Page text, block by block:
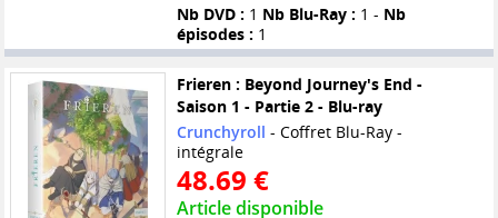
Nb DVD : 1 Nb Blu-Ray : 1 - Nb
épisodes : 1
Frieren : Beyond Journey's End -
Saison 1 - Partie 2 - Blu-ray
Crunchyroll - Coffret Blu-Ray -
intégrale
48.69 €
Article disponible